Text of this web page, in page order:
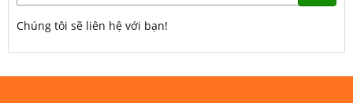
Chúng tôi sẽ liên hệ với bạn!